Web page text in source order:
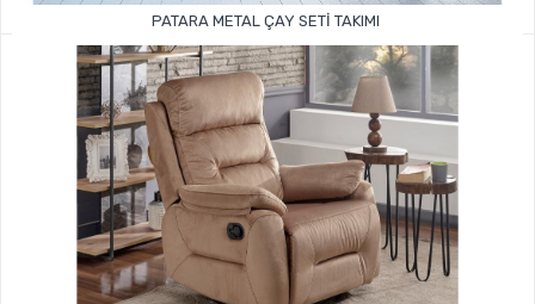
PATARA METAL ÇAY SETI TAKIMI
24.000TL14.999TL